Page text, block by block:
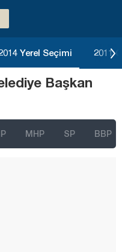
Yerel Seçimi 2011
Başkan
MHP SP BBP